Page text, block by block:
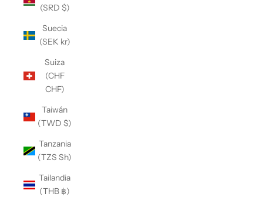
(SRD $)
Suecia
(SEK kr)
Suiza
(CHF
CHF)
Taiwán
(TWD $)
Tanzania
(TZS Sh)
Tailandia
(THB ฿)